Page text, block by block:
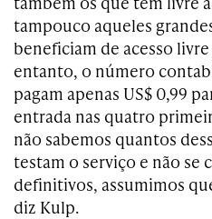
tampouco aqueles
beneficiam de acesso
entanto, o número
pagam apenas US$ 0,99
entrada nas quatro
não sabemos quantos
testam o serviço e não se
definitivos, assumimos
diz Kulp.